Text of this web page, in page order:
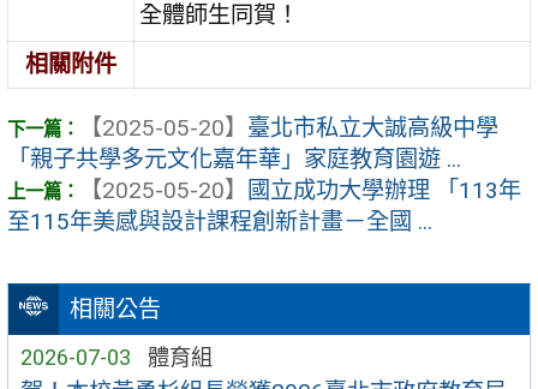
相關公告
2026-07-03 體育組
全體師生同賀！
相關附件
【2025-05-20】 臺北市私立大誠高級中學
「親子共學多元文化嘉年華」家庭教育園遊 ...
【2025-05-20】
國立成功大學辦理 「113年
至115年美感與設計課程創新計畫－全國 ...